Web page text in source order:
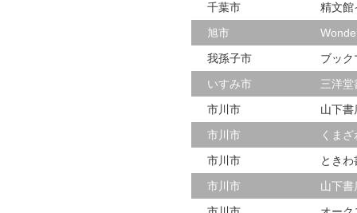
千葉市
精文館
旭市
我孫子市
ブック
いすみ市
三洋堂
市川市
山下書
市川市
くま
市川市
とき
市川市
山下書